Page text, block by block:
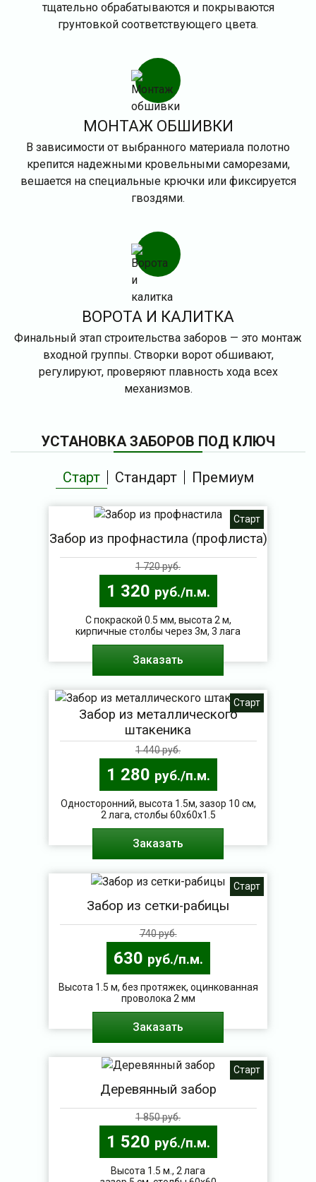
тщательно обрабатываются и покрываются
грунтовкой соответствующего цвета.
МОНТАЖ ОБШИВКИ
В зависимости от выбранного материала полотно
крепится надежными кровельными саморезами,
вешается на специальные крючки или фиксируется
гвоздями.
ВОРОТА И КАЛИТКА
Финальный этап строительства заборов — это монтаж
входной группы. Створки ворот обшивают,
регулируют, проверяют плавность хода всех
механизмов.
УСТАНОВКА ЗАБОРОВ ПОД КЛЮЧ
Старт Стандарт Премиум
Старт
Забор из профнастила (профлиста)
1 720 руб.
1 320 руб./п.м.
С покраской 0.5 мм, высота 2 м,
кирпичные столбы через 3м, 3 лага
Заказать
Старт
Забор из металлического
штакеника
1 440 руб.
1 280 руб./п.м.
Односторонний, высота 1.5м, зазор 10 см,
2 лага, столбы 60х60х1.5
Заказать
Старт
Забор из сетки-рабицы
740 руб.
630 руб./п.м.
Высота 1.5 м, без протяжек, оцинкованная
проволока 2 мм
Заказать
Старт
Деревянный забор
1 850 руб.
1 520 руб./п.м.
Высота 1.5 м., 2 лага